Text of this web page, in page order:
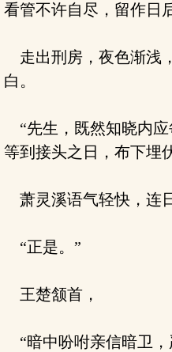
看管不许自尽，留作日
走出刑房，夜色渐浅
白。
“先生，既然知晓内
等到接头之日，布下埋
萧灵溪语气轻快，连
“正是。”
王楚颔首，
“暗中吩咐亲信暗卫，